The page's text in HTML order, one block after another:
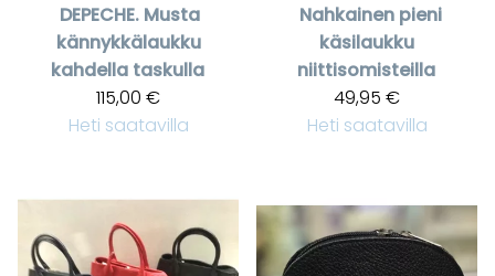
DEPECHE. Musta
kännykkälaukku
kahdella taskulla
115,00 €
Heti saatavilla
Nahkainen pieni
käsilaukku
niittisomisteilla
49,95 €
Heti saatavilla